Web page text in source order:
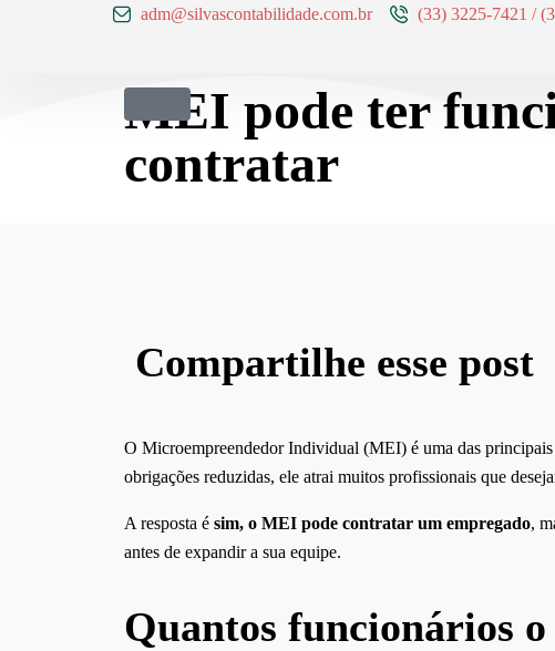
adm@silvascontabilidade.com.br (33) 3225-7421 /
MEI pode ter
contratar
Compartilhe esse post
O Microempreendedor Individual (MEI) é uma das
obrigações reduzidas, ele atrai muitos profissionais que
A resposta é sim, o MEI pode contratar um empregado,
antes de expandir a sua equipe.
Quantos funcionários